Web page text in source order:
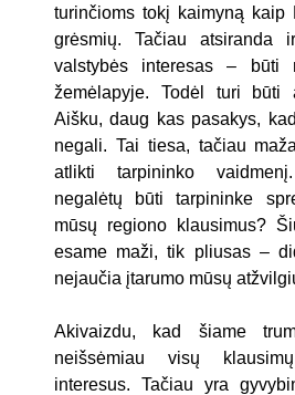
turinčioms tokį kaimyną kaip
grėsmių. Tačiau atsiranda
valstybės interesas – būti
žemėlapyje. Todėl turi būti
Aišku, daug kas pasakys,
negali. Tai tiesa, tačiau
atlikti tarpininko
negalėtų būti tarpininke
mūsų regiono klausimus?
esame maži, tik pliusas –
nejaučia įtarumo mūsų
Akivaizdu, kad šiame
neišsėmiau visų
interesus. Tačiau yra